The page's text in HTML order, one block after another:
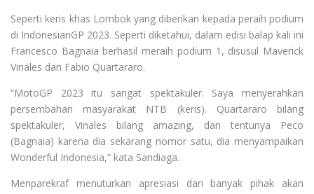
Seperti keris khas Lombok yang diberikan kepada peraih podium
di IndonesianGP 2023. Seperti diketahui, dalam edisi balap kali ini
Francesco Bagnaia berhasil meraih podium 1, disusul Maverick
Vinales dan Fabio Quartararo.
“MotoGP 2023 itu sangat spektakuler. Saya menyerahkan
persembahan masyarakat NTB (keris). Quartararo bilang
spektakuler, Vinales bilang amazing, dan tentunya Peco
(Bagnaia) karena dia sekarang nomor satu, dia menyampaikan
Wonderful Indonesia,” kata Sandiaga.
Menparekraf menuturkan apresiasi dari banyak pihak akan